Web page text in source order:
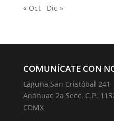
« Oct
Dic »
COMUNÍCATE CON
Laguna San Cristóbal 241
Anáhuac 2a Secc. C.P.
CDMX